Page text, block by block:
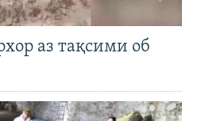
аз тақсими об